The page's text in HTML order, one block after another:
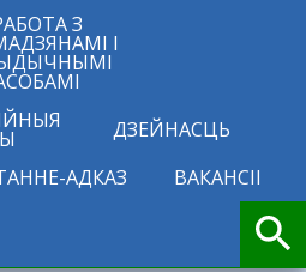
З
І
ДЗЕЙНАСЦЬ
АДКАЗ ВАКАНСІІ